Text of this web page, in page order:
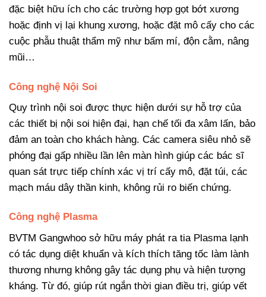
đặc biệt hữu ích cho các trường hợp gọt bớt xương
hoặc định vị lại khung xương, hoặc đặt mô cấy cho các
cuộc phẫu thuật thẩm mỹ như bấm mí, độn cằm, nâng
mũi…
Công nghệ Nội Soi
Quy trình nội soi được thực hiện dưới sự hỗ trợ của
các thiết bị nội soi hiện đại, hạn chế tối đa xâm lấn, bảo
đảm an toàn cho khách hàng. Các camera siêu nhỏ sẽ
phóng đại gấp nhiều lần lên màn hình giúp các bác sĩ
quan sát trực tiếp chính xác vị trí cấy mô, đặt túi, các
mạch máu dây thần kinh, không rủi ro biến chứng.
Công nghệ Plasma
BVTM Gangwhoo sở hữu máy phát ra tia Plasma lạnh
có tác dụng diệt khuẩn và kích thích tăng tốc làm lành
thương nhưng không gây tác dụng phụ và hiện tượng
kháng. Từ đó, giúp rút ngắn thời gian điều trị, giúp vết